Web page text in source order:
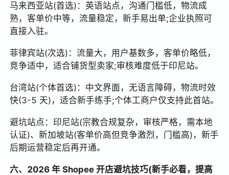
马来西亚站(首选)：英语站点，沟通门槛低，物流成
熟，客单价中等，流量稳定，新手易出单;企业执照可
直接入驻。
菲律宾站(次选)：流量大，用户基数多，客单价略低，
竞争适中，适合铺货型卖家;审核难度低于印尼站。
台湾站(个体首选)：中文界面，无语言障碍，物流时效
快(3-5 天)，适合新手练手;个体工商户仅支持此首站。
避坑站点：印尼站(宗教合规复杂，审核严格，需本地
认证)、新加坡站(客单价高但竞争激烈，门槛高)，新手
后期运营稳定后再开通。
六、2026 年 Shopee 开店避坑技巧(新手必看，提高